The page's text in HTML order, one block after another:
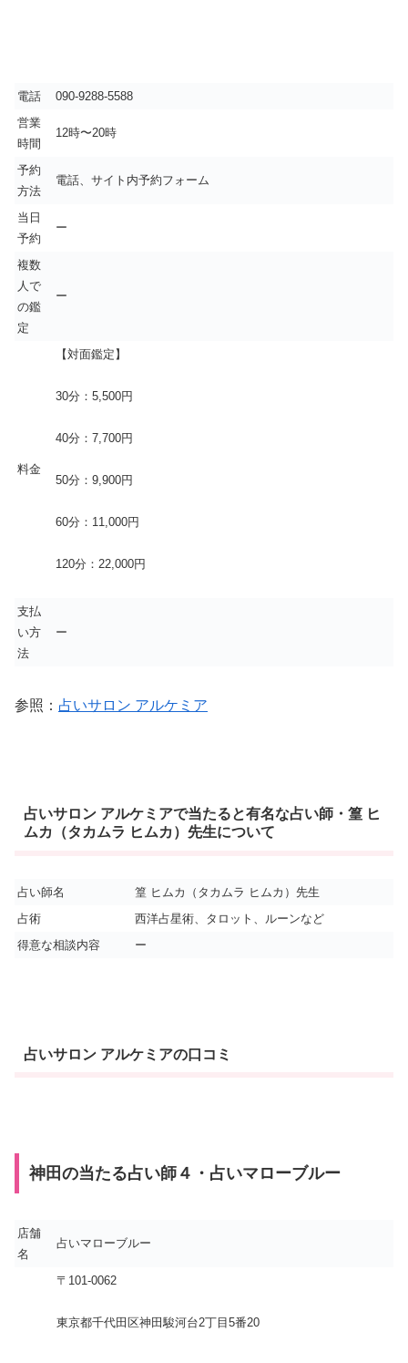
電話
090-9288-5588
営業
時間
12時〜20時
予約
方法
電話、サイト内予約フォーム
当日
予約
ー
複数
人で
の鑑
定
ー
料金
【対面鑑定】
30分：5,500円
40分：7,700円
50分：9,900円
60分：11,000円
120分：22,000円
支払
い方
法
ー
参照： 占いサロン アルケミア
占いサロン アルケミアで当たると有名な占い師・篁 ヒ
ムカ（タカムラ ヒムカ）先生について
占い師名
篁 ヒムカ（タカムラ ヒムカ）先生
占術
西洋占星術、タロット、ルーンなど
得意な相談内容
ー
占いサロン アルケミアの口コミ
神田の当たる占い師４・占いマローブルー
店舗
名
占いマローブルー
〒101-0062
東京都千代田区神田駿河台2丁目5番20